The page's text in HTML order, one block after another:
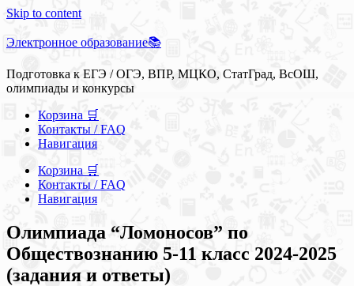
Skip to content
Электронное образование📚
Подготовка к ЕГЭ / ОГЭ, ВПР, МЦКО, СтатГрад, ВсОШ,
олимпиады и конкурсы
Корзина 🛒
Контакты / FAQ
Навигация
Корзина 🛒
Контакты / FAQ
Навигация
Олимпиада “Ломоносов” по
Обществознанию 5-11 класс 2024-2025
(задания и ответы)